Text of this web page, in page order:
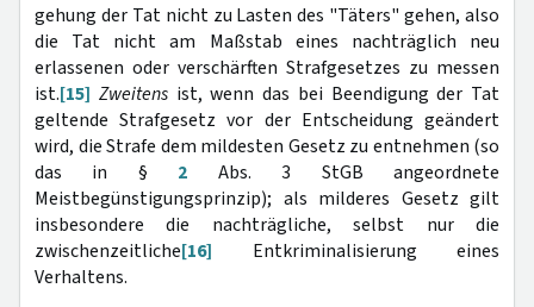
gehung der Tat nicht zu Lasten des "Täters" gehen, also
die Tat nicht am Maßstab eines nachträglich neu
erlassenen oder verschärften Strafgesetzes zu messen
ist.[15] Zweitensist, wenn das bei Beendigung der Tat
geltende Strafgesetz vor der Entscheidung geändert
wird, die Strafe dem mildesten Gesetz zu entnehmen (so
das in § 2 Abs. 3 StGB angeordnete
Meistbegünstigungsprinzip); als milderes Gesetz gilt
insbesondere die nachträgliche, selbst nur die
zwischenzeitliche[16] Entkriminalisierung eines
Verhaltens.